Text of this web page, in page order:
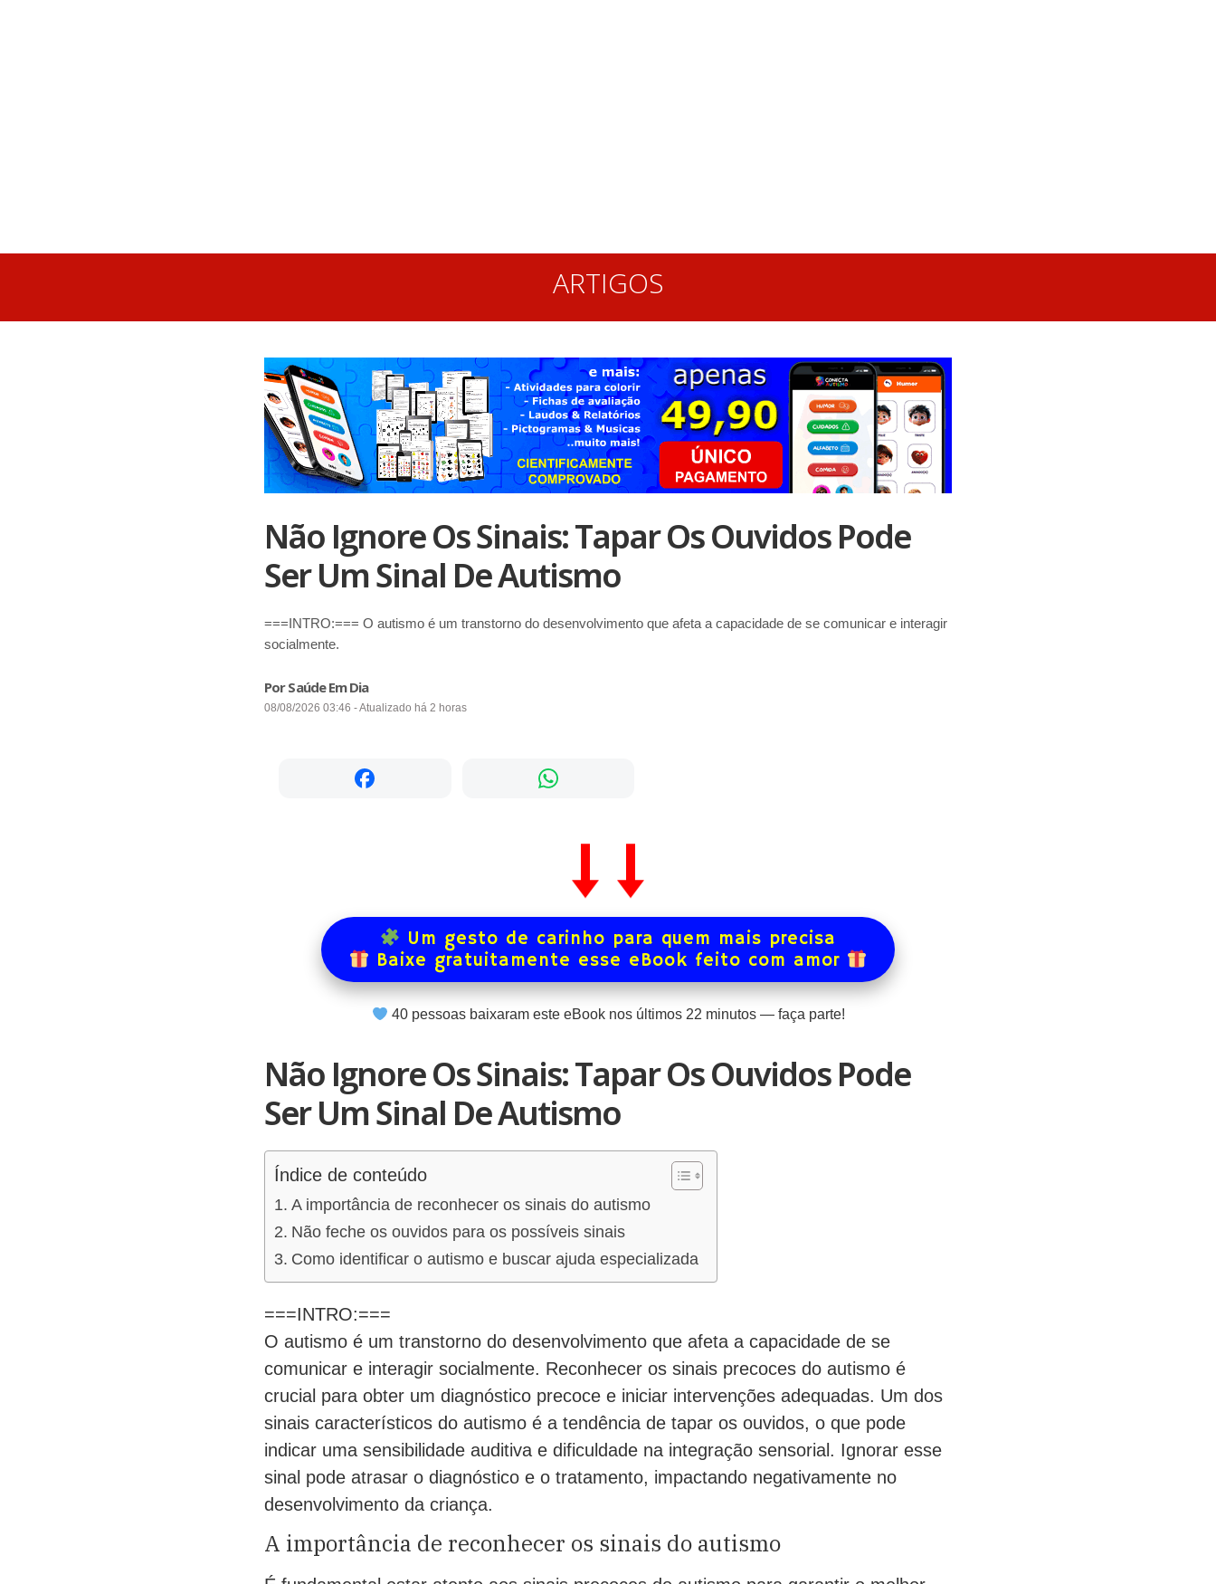
ARTIGOS
Não Ignore Os Sinais: Tapar Os Ouvidos Pode
Ser Um Sinal De Autismo
===INTRO:=== O autismo é um transtorno do desenvolvimento que afeta a capacidade de se comunicar e interagir
socialmente.
Por Saúde Em Dia
08/08/2026 03:46 - Atualizado há 2 horas
Um gesto de carinho para quem mais precisa
Baixe gratuitamente esse eBook feito com amor
40pessoas baixaram este eBook nos últimos 22 minutos — faça parte!
Não Ignore Os Sinais: Tapar Os Ouvidos Pode
Ser Um Sinal De Autismo
Índice de conteúdo
A importância de reconhecer os sinais do autismo
Não feche os ouvidos para os possíveis sinais
Como identificar o autismo e buscar ajuda especializada
===INTRO:===
O autismo é um transtorno do desenvolvimento que afeta a capacidade de se
comunicar e interagir socialmente. Reconhecer os sinais precoces do autismo é
crucial para obter um diagnóstico precoce e iniciar intervenções adequadas. Um dos
sinais característicos do autismo é a tendência de tapar os ouvidos, o que pode
indicar uma sensibilidade auditiva e dificuldade na integração sensorial. Ignorar esse
sinal pode atrasar o diagnóstico e o tratamento, impactando negativamente no
desenvolvimento da criança.
A importância de reconhecer os sinais do autismo